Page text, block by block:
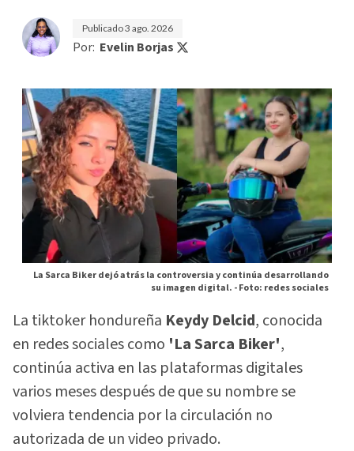
Publicado3 ago. 2026
Por: Evelin Borjas
La Sarca Biker dejó atrás la controversia y continúa desarrollando
su imagen digital. -Foto: redes sociales
La tiktoker hondureña Keydy Delcid, conocida
en redes sociales como 'La Sarca Biker',
continúa activa en las plataformas digitales
varios meses después de que su nombre se
volviera tendencia por la circulación no
autorizada de un video privado.